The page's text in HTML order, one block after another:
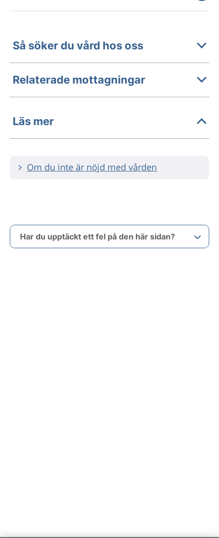
Så söker du vård hos oss
Relaterade mottagningar
Läs mer
Om du inte är nöjd med vården
Har du upptäckt ett fel på den här sidan?